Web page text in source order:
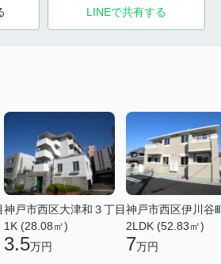
LINEで共有する
神戸市西区大津和３丁目
1K (28.08㎡)
3.5万円
神戸市西区伊川谷
2LDK (52.83㎡)
7万円